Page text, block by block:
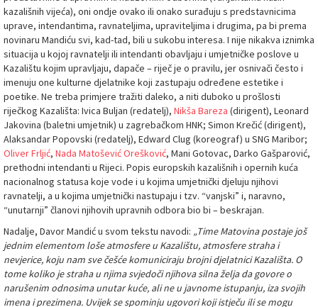
kazališnih vijeća), oni ondje ovako ili onako surađuju s predstavnicima
uprave, intendantima, ravnateljima, upraviteljima i drugima, pa bi prema
novinaru Mandiću svi, kad-tad, bili u sukobu interesa. I nije nikakva iznimka
situacija u kojoj ravnatelji ili intendanti obavljaju i umjetničke poslove u
Kazalištu kojim upravljaju, dapače – riječ je o pravilu, jer osnivači često i
imenuju one kulturne djelatnike koji zastupaju određene estetike i
poetike. Ne treba primjere tražiti daleko, a niti duboko u prošlosti
riječkog Kazališta: Ivica Buljan (redatelj), Nikša Bareza (dirigent), Leonard
Jakovina (baletni umjetnik) u zagrebačkom HNK; Simon Krečić (dirigent),
Alaksandar Popovski (redatelj), Edward Clug (koreograf) u SNG Maribor;
Oliver Frljić, Nada Matošević Orešković, Mani Gotovac, Darko Gašparović,
prethodni intendanti u Rijeci. Popis europskih kazališnih i opernih kuća
nacionalnog statusa koje vode i u kojima umjetnički djeluju njihovi
ravnatelji, a u kojima umjetnički nastupaju i tzv. “vanjski” i, naravno,
“unutarnji” članovi njihovih upravnih odbora bio bi – beskrajan.
Nadalje, Davor Mandić u svom tekstu navodi: „Time Matovina postaje još
jednim elementom loše atmosfere u Kazalištu, atmosfere straha i
nevjerice, koju nam sve češće komuniciraju brojni djelatnici Kazališta. O
tome koliko je straha u njima svjedoči njihova silna želja da govore o
narušenim odnosima unutar kuće, ali ne u javnome istupanju, iza svojih
imena i prezimena. Uvijek se spominju ugovori koji istječu ili se mogu